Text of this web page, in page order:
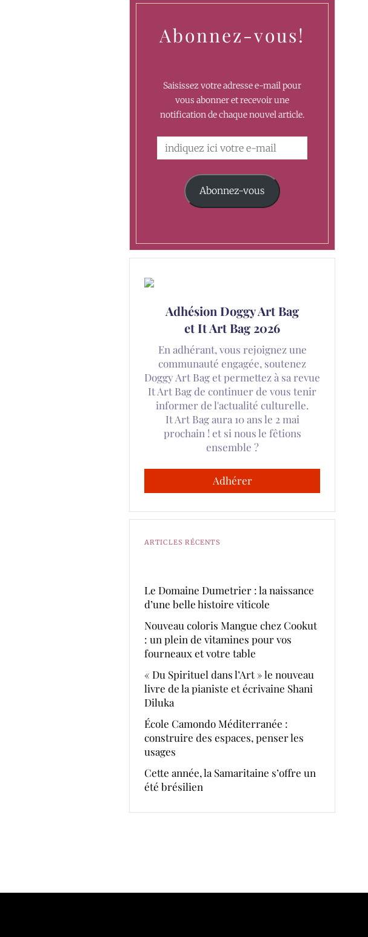
Abonnez-vous!
Saisissez votre adresse e-mail pour
vous abonner et recevoir une
notification de chaque nouvel article.
Abonnez-vous
Adhésion Doggy Art Bag
et It Art Bag 2026
En adhérant, vous rejoignez une
communauté engagée, soutenez
Doggy Art Bag et permettez à sa revue
It Art Bag de continuer de vous tenir
informer de l'actualité culturelle.
It Art Bag aura 10 ans le 2 mai
prochain ! et si nous le fêtions
ensemble ?
Adhérer
ARTICLES RÉCENTS
Le Domaine Dumetrier : la naissance
d’une belle histoire viticole
Nouveau coloris Mangue chez Cookut
: un plein de vitamines pour vos
fourneaux et votre table
« Du Spirituel dans l’Art » le nouveau
livre de la pianiste et écrivaine Shani
Diluka
École Camondo Méditerranée :
construire des espaces, penser les
usages
Cette année, la Samaritaine s’offre un
été brésilien